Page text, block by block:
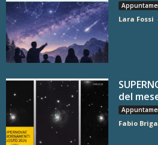
Lara Fossi
del
Fabio